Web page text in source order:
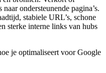
ondersteunende pagina’s.
stabiele URL’s, schone
sterke interne links van hubs
je optimaliseert voor Google